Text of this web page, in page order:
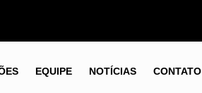
EQUIPE NOTÍCIAS CONTATO